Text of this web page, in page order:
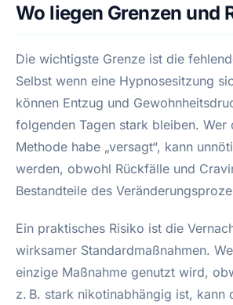
Wo liegen Grenzen und
Die wichtigste Grenze ist die
Selbst wenn eine Hypnosesitzung
können Entzug und
folgenden Tagen stark bleiben. Wer
Methode habe „versagt“, kann
werden, obwohl Rückfälle und
Bestandteile des
Ein praktisches Risiko ist die
wirksamer Standardmaßnahmen.
einzige Maßnahme genutzt wird,
z. B. stark nikotinabhängig ist, kann